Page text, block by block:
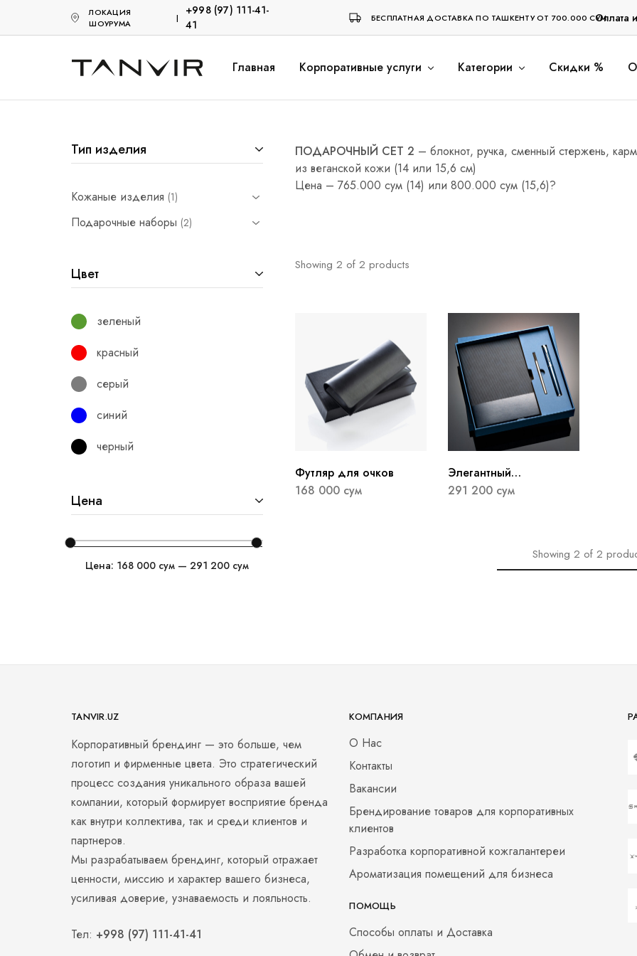
ЛОКАЦИЯ
ШОУРУМА
|
+998 (97) 111-41-
41
БЕСПЛАТНАЯ ДОСТАВКА ПО ТАШКЕНТУ ОТ 700.000 СУМОплата
Tanvir.uz
Кожанные Главная Корпоративные услуги Категории Скидки %
ПОДАРОЧНЫЙ СЕТ 2 – блокнот, ручка, сменный стержень,
из веганской кожи (14 или 15,6 см)
Цена – 765.000 сум (14) или 800.000 сум (15,6)?
Showing 2 of 2 products
Футляр для очков
168 000 сум
Элегантный
подарочный набор
“Кожаный блокнот +
291 200 сум
Showing 2 of 2
Тип изделия
Кожаные изделия 1
Подарочные наборы 2
Цвет
зеленый
красный
серый
синий
черный
Цена
Цена: 168 000 сум — 291 200 сум
TANVIR.UZ
Корпоративный брендинг — это больше, чем
логотип и фирменные цвета. Это стратегический
процесс создания уникального образа вашей
компании, который формирует восприятие бренда
как внутри коллектива, так и среди клиентов и
партнеров.
Мы разрабатываем брендинг, который отражает
ценности, миссию и характер вашего бизнеса,
усиливая доверие, узнаваемость и лояльность.
Тел: +998 (97) 111-41-41
КОМПАНИЯ
О Нас
Контакты
Вакансии
Брендирование товаров для корпоративных
клиентов
Разработка корпоративной кожгалантереи
Ароматизация помещений для бизнеса
ПОМОЩЬ
Способы оплаты и Доставка